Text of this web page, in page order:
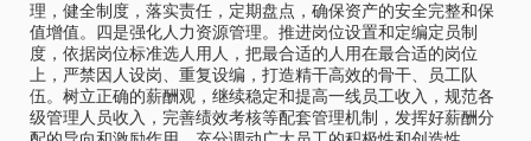
理，健全制度，落实责任，定期盘点，确保资产的安全完整和保
值增值。四是强化人力资源管理。推进岗位设置和定编定员制
度，依据岗位标准选人用人，把最合适的人用在最合适的岗位
上，严禁因人设岗、重复设编，打造精干高效的骨干、员工队
伍。树立正确的薪酬观，继续稳定和提高一线员工收入，规范各
级管理人员收入，完善绩效考核等配套管理机制，发挥好薪酬分